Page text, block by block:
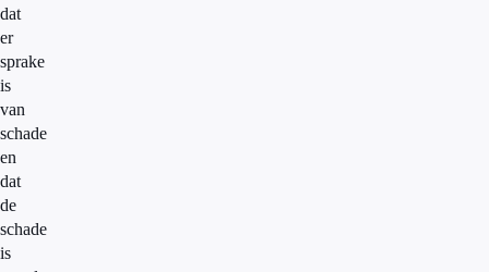
dat
er
sprake
is
van
schade
en
dat
de
schade
is